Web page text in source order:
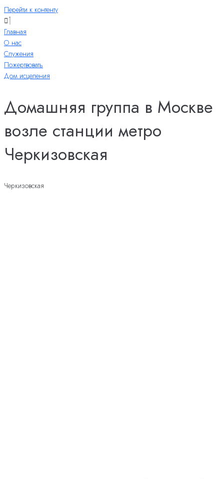
Перейти к контенту
Главная
О нас
Служения
Пожертвовать
Дом исцеления
Домашняя группа в Москве
возле станции метро
Черкизовская
Черкизовская